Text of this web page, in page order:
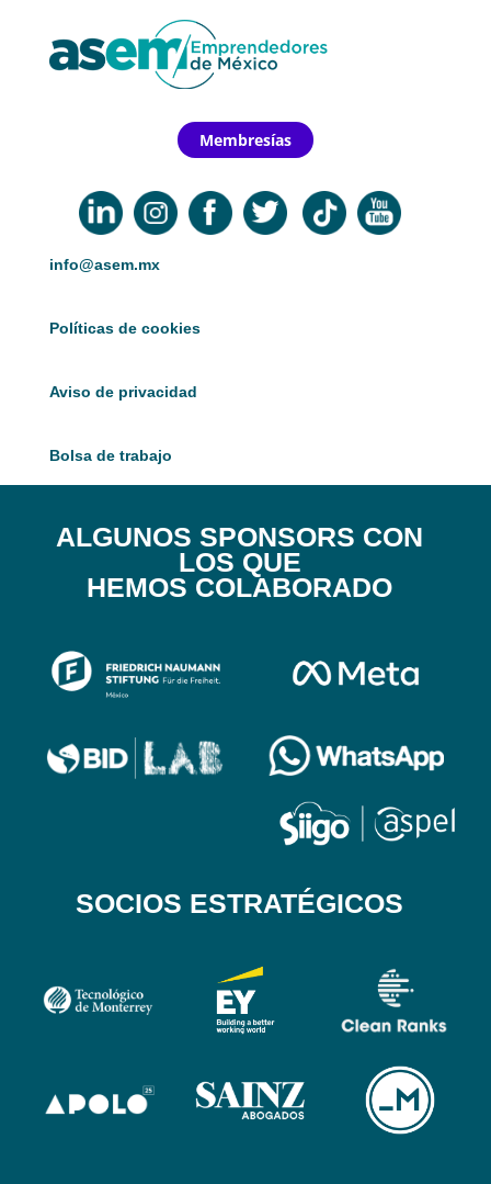
Membresías
info@asem.mx
Políticas de cookies
Aviso de privacidad
Bolsa de trabajo
ALGUNOS SPONSORS CON
LOS QUE
HEMOS COLABORADO
SOCIOS ESTRATÉGICOS